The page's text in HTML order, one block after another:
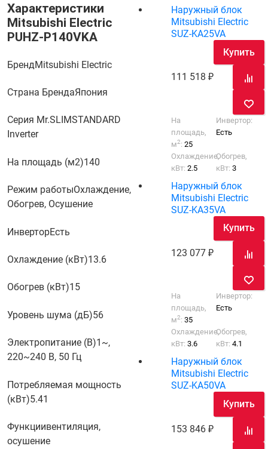
Характеристики
Mitsubishi Electric
PUHZ-P140VKA
БрендMitsubishi Electric
Страна БрендаЯпония
Серия Mr.SLIMSTANDARD
Inverter
На площадь (м2)140
Режим работыОхлаждение,
Обогрев, Осушение
ИнверторЕсть
Охлаждение (кВт)13.6
Обогрев (кВт)15
Уровень шума (дБ)56
Электропитание (В)1~,
220~240 В, 50 Гц
Потребляемая мощность
(кВт)5.41
Функциивентиляция,
осушение
Наружный блок
Mitsubishi Electric
SUZ-KA25VA
111 518
Купить
На
площадь,
м2:25
Инвертор:
Есть
Охлаждение,
кВт:2.5
Обогрев,
кВт:3
Наружный блок
Mitsubishi Electric
SUZ-KA35VA
123 077
Купить
На
площадь,
м2:35
Инвертор:
Есть
Охлаждение,
кВт:3.6
Обогрев,
кВт:4.1
Наружный блок
Mitsubishi Electric
SUZ-KA50VA
153 846
Купить